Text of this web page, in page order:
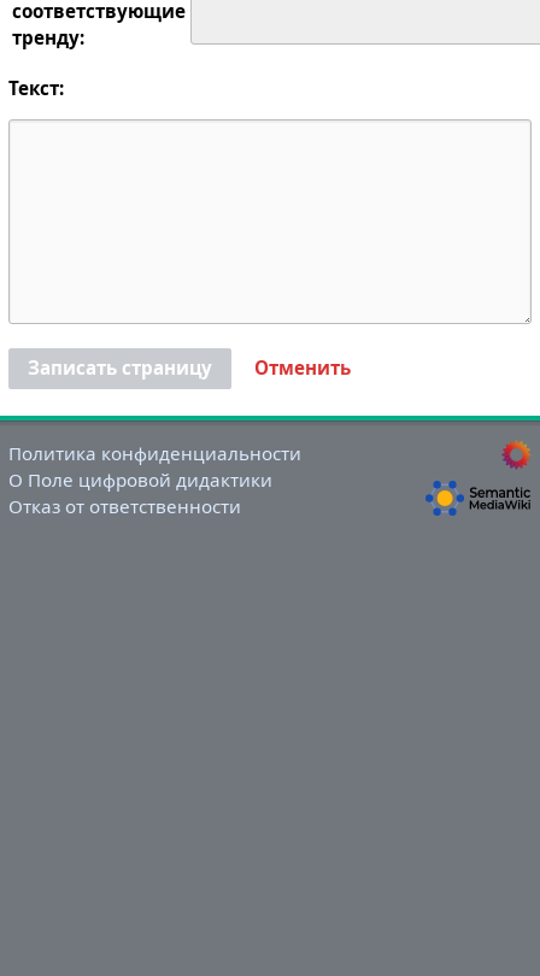
соответствующие
тренду:
Текст:
Записать страницу Отменить
Политика конфиденциальности
О Поле цифровой дидактики
Отказ от ответственности